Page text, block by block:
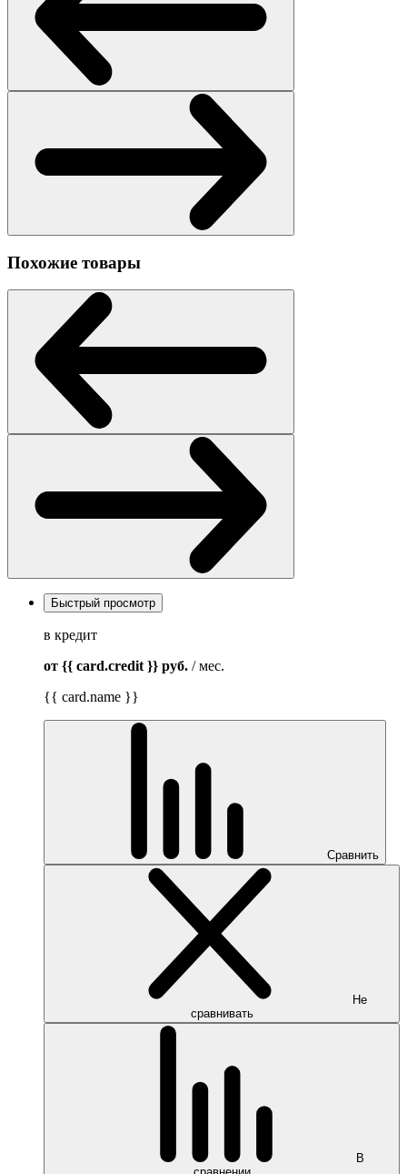
Похожие товары
Быстрый просмотр
в кредит
от {{ card.credit }} руб. / мес.
{{ card.name }}
Сравнить
Не
сравнивать
В